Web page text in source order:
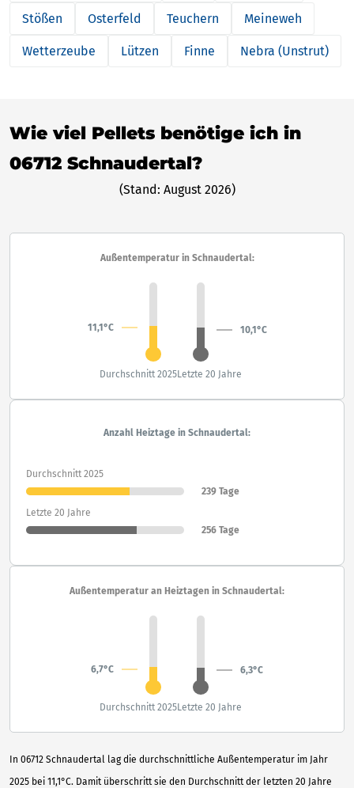
Stößen Osterfeld Teuchern Meineweh
Wetterzeube Lützen Finne Nebra (Unstrut)
Wie viel Pellets benötige ich in
06712 Schnaudertal?
(Stand: August 2026)
In 06712 Schnaudertal lag die durchschnittliche Außentemperatur im Jahr
2025 bei 11,1°C. Damit überschritt sie den Durchschnitt der letzten 20 Jahre
Außentemperatur in Schnaudertal:
11,1°C 10,1°C
Durchschnitt 2025Letzte 20 Jahre
Anzahl Heiztage in Schnaudertal:
Durchschnitt 2025
239 Tage
Letzte 20 Jahre
256 Tage
Außentemperatur an Heiztagen in Schnaudertal:
6,7°C 6,3°C
Durchschnitt 2025Letzte 20 Jahre